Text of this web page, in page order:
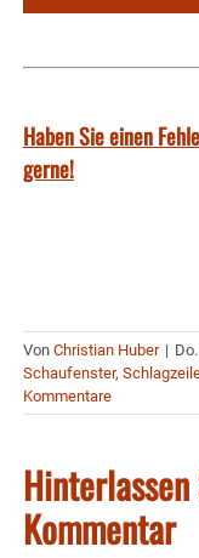
Haben Sie einen
gerne!
Von Christian Huber |
Schaufenster,
Kommentare
Kommentar